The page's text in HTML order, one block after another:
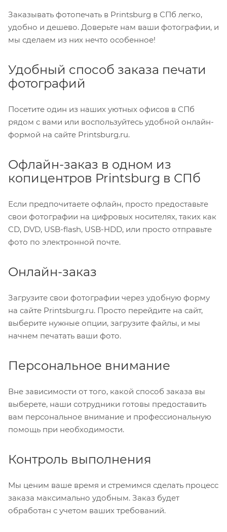
Заказывать фотопечать в Printsburg в СПб легко,
удобно и дешево. Доверьте нам ваши фотографии, и
мы сделаем из них нечто особенное!
Удобный способ заказа печати
фотографий
Посетите один из наших уютных офисов в СПб
рядом с вами или воспользуйтесь удобной онлайн-
формой на сайте Printsburg.ru.
Офлайн-заказ в одном из
копицентров Printsburg в СПб
Если предпочитаете офлайн, просто предоставьте
свои фотографии на цифровых носителях, таких как
CD, DVD, USB-flash, USB-HDD, или просто отправьте
фото по электронной почте.
Онлайн-заказ
Загрузите свои фотографии через удобную форму
на сайте Printsburg.ru. Просто перейдите на сайт,
выберите нужные опции, загрузите файлы, и мы
начнем печатать ваши фото.
Персональное внимание
Вне зависимости от того, какой способ заказа вы
выберете, наши сотрудники готовы предоставить
вам персональное внимание и профессиональную
помощь при необходимости.
Контроль выполнения
Мы ценим ваше время и стремимся сделать процесс
заказа максимально удобным. Заказ будет
обработан с учетом ваших требований.